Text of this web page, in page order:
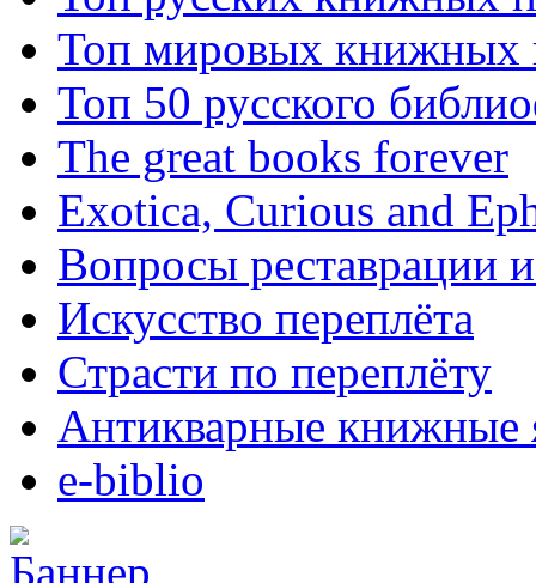
Топ мировых книжных
Топ 50 русского
The great books forever
Exotica, Curious and
Вопросы реставрации
Искусство переплёта
Страсти по переплёту
Антикварные книжные
e-biblio